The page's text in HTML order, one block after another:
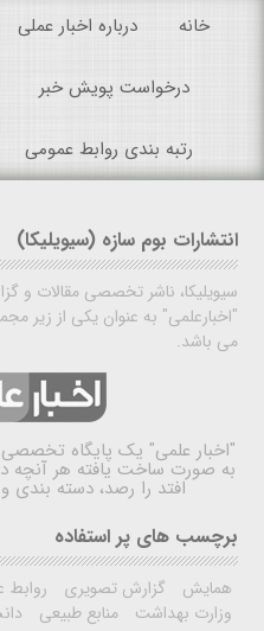
خانه درباره اخبار عملی
درخواست پویش خبر
رتبه بندی روابط عمومی
انتشارات بوم سازه (سیویلیکا)
سیویلیکا، ناشر تخصصی مقالات و
"اخبارعلمی" به عنوان یکی از زیر
می باشد.
"اخبار علمی" یک پایگاه
به صورت ساخت یافته هر آنچه
افتد را رصد، دسته بندی
برچسب های پر استفاده
همایش گزارش تصویری روابط
وزارت بهداشت
منابع طبیعی